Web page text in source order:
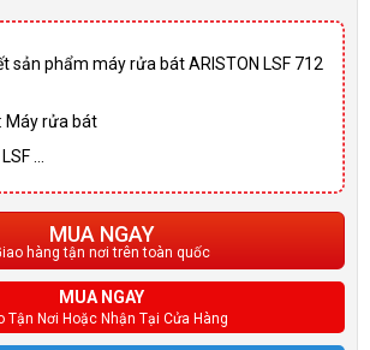
sản phẩm máy rửa bát ARISTON LSF 712
Máy rửa bát
...
MUA NGAY
hàng tận nơi trên toàn quốc
MUA NGAY
Tận Nơi Hoặc Nhận Tại Cửa Hàng